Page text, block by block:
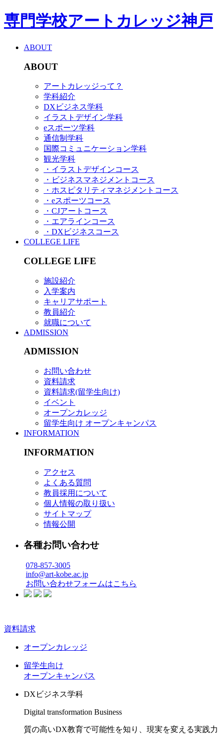
専門学校アートカレッジ神戸
ABOUT
ABOUT
アートカレッジって？
学科紹介
DXビジネス学科
イラストデザイン学科
eスポーツ学科
通信制学科
国際コミュニケーション学科
観光学科
・イラストデザインコース
・ビジネスマネジメントコース
・ホスピタリティマネジメントコース
・eスポーツコース
・CJアートコース
・エアラインコース
・DXビジネスコース
COLLEGE LIFE
COLLEGE LIFE
施設紹介
入学案内
キャリアサポート
教員紹介
就職について
ADMISSION
ADMISSION
お問い合わせ
資料請求
資料請求(留学生向け)
イベント
オープンカレッジ
留学生向け オープンキャンパス
INFORMATION
INFORMATION
アクセス
よくある質問
教員採用について
個人情報の取り扱い
サイトマップ
情報公開
各種お問い合わせ
078-857-3005
info@art-kobe.ac.jp
お問い合わせフォームはこちら
資料請求
オープンカレッジ
留学生向け
オープンキャンパス
DXビジネス学科
Digital transformation Business
質の高いDX教育で可能性を知り、現実を変える実践力